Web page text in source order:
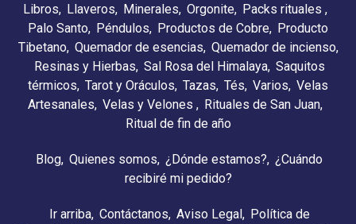
Libros
Llaveros Minerales Orgonite Packs rituales
Palo Santo Péndulos Productos de Cobre Producto
Tibetano Quemador de esencias Quemador de incienso
Resinas y Hierbas Sal Rosa del Himalaya Saquitos
térmicos Tarot y Oráculos Tazas Tés Varios Velas
Artesanales Velas y Velones
Rituales de San Juan
Ritual de fin de año
Blog Quienes somos ¿Dónde estamos?
¿Cuándo
recibiré mi pedido?
Ir arriba Contáctanos Aviso Legal
Política de